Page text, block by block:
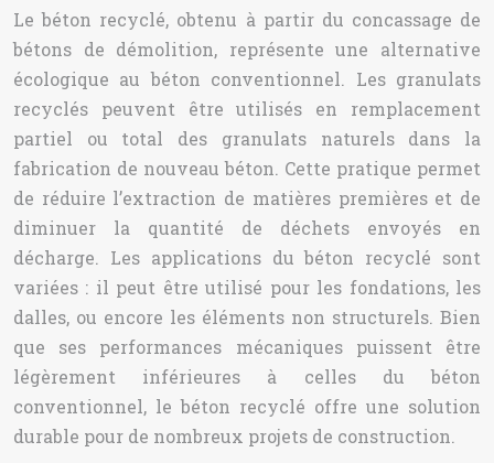
Le béton recyclé, obtenu à partir du concassage de
bétons de démolition, représente une alternative
écologique au béton conventionnel. Les granulats
recyclés peuvent être utilisés en remplacement
partiel ou total des granulats naturels dans la
fabrication de nouveau béton. Cette pratique permet
de réduire l’extraction de matières premières et de
diminuer la quantité de déchets envoyés en
décharge. Les applications du béton recyclé sont
variées : il peut être utilisé pour les fondations, les
dalles, ou encore les éléments non structurels. Bien
que ses performances mécaniques puissent être
légèrement inférieures à celles du béton
conventionnel, le béton recyclé offre une solution
durable pour de nombreux projets de construction.